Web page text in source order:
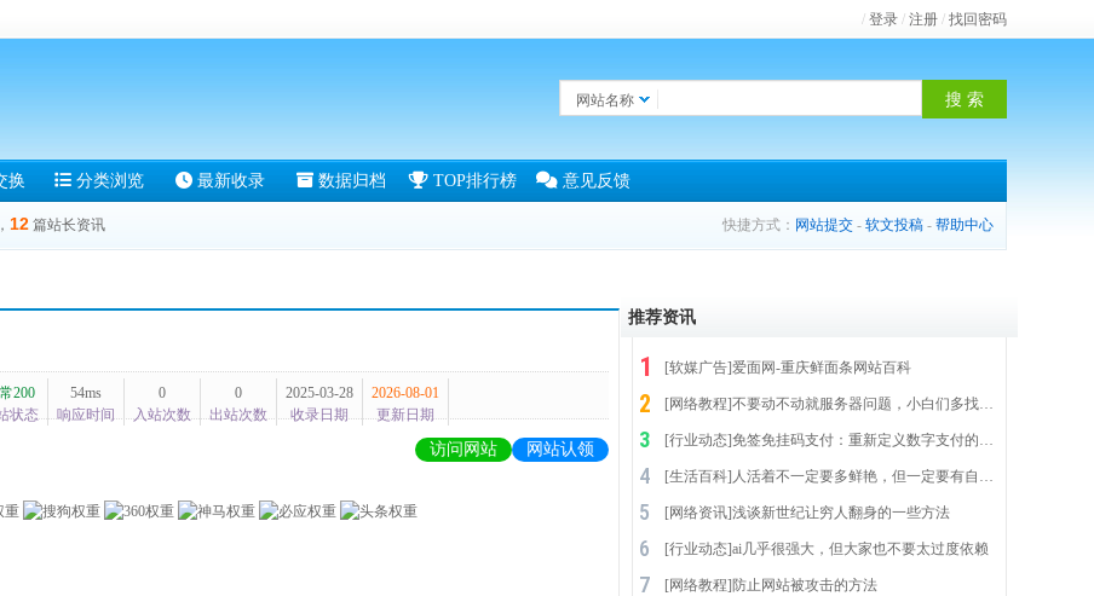
/ 登录 / 注册 / 找回密码
网站名称
换 分类浏览 最新收录 数据归档 TOP排行榜 意见反馈
12 篇站长资讯 快捷方式： 网站提交 - 软文投稿 - 帮助中心
200
状态
54ms
响应时间
0
入站次数
0
出站次数
2025-03-28
收录日期
2026-08-01
更新日期
网站认领
访问网站
推荐资讯
[软媒广告]爱面网-重庆鲜面条网站百科
[网络教程]不要动不动就服务器问题，小白们多找下自己原因
[行业动态]免签免挂码支付：重新定义数字支付的“无感时代”
[生活百科] 人活着不一定要多鲜艳，但一定要有自己的颜色
[网络资讯]浅谈新世纪让穷人翻身的一些方法
[行业动态]ai几乎很强大，但大家也不要太过度依赖
[网络教程] 防止网站被攻击的方法